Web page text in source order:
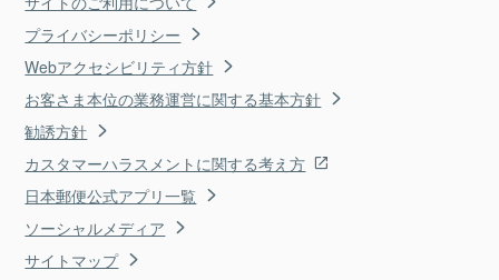
プライバシーポリシー
Webアクセシビリティ方針
お客さま本位の業務運営に関する基本方針
勧誘方針
カスタマーハラスメントに関する考え方
日本郵便公式アプリ一覧
ソーシャルメディア
サイトマップ